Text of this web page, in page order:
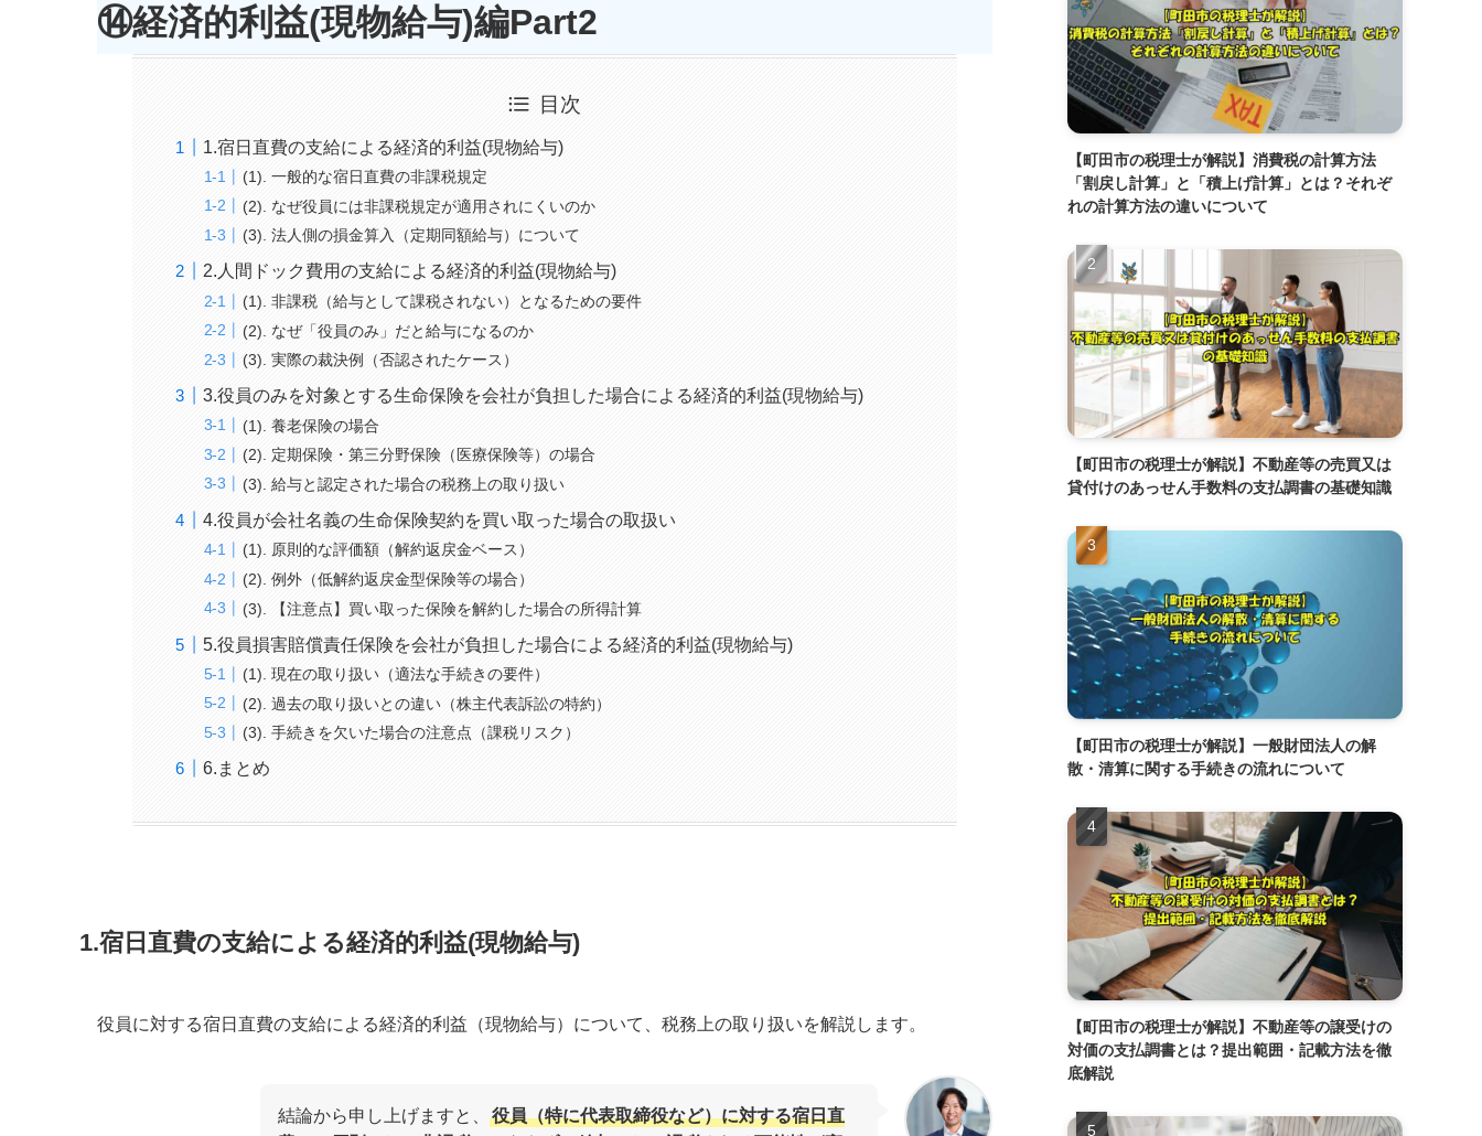
⑭経済的利益(現物給与)編Part2
目次
1.宿日直費の支給による経済的利益(現物給与)
(1). 一般的な宿日直費の非課税規定
(2). なぜ役員には非課税規定が適用されにくいのか
(3). 法人側の損金算入（定期同額給与）について
2.人間ドック費用の支給による経済的利益(現物給与)
(1). 非課税（給与として課税されない）となるための要件
(2). なぜ「役員のみ」だと給与になるのか
(3). 実際の裁決例（否認されたケース）
3.役員のみを対象とする生命保険を会社が負担した場合による経済的利益(現物給与)
(1). 養老保険の場合
(2). 定期保険・第三分野保険（医療保険等）の場合
(3). 給与と認定された場合の税務上の取り扱い
4.役員が会社名義の生命保険契約を買い取った場合の取扱い
(1). 原則的な評価額（解約返戻金ベース）
(2). 例外（低解約返戻金型保険等の場合）
(3). 【注意点】買い取った保険を解約した場合の所得計算
5.役員損害賠償責任保険を会社が負担した場合による経済的利益(現物給与)
(1). 現在の取り扱い（適法な手続きの要件）
(2). 過去の取り扱いとの違い（株主代表訴訟の特約）
(3). 手続きを欠いた場合の注意点（課税リスク）
6.まとめ
1.宿日直費の支給による経済的利益(現物給与)
役員に対する宿日直費の支給による経済的利益（現物給与）について、税務上の取り扱いを解説します。
結論から申し上げますと、
役員（特に代表取締役など）に対する宿日直
【町田市の税理士が解説】消費税の計算方法
「割戻し計算」と「積上げ計算」とは？それぞ
れの計算方法の違いについて
【町田市の税理士が解説】不動産等の売買又は
貸付けのあっせん手数料の支払調書の基礎知識
【町田市の税理士が解説】一般財団法人の解
散・清算に関する手続きの流れについて
【町田市の税理士が解説】不動産等の譲受けの
対価の支払調書とは？提出範囲・記載方法を徹
底解説